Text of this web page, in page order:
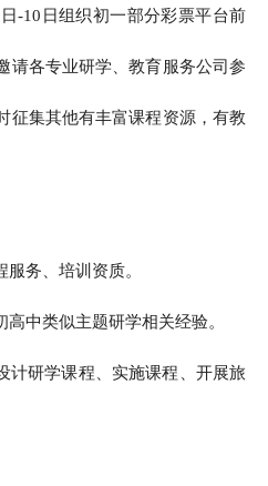
-10日组织初一部分彩票平台前
请各专业研学、教育服务公司参
征集其他有丰富课程资源，有教
务、培训资质。
中类似主题研学相关经验。
计研学课程、实施课程、开展旅